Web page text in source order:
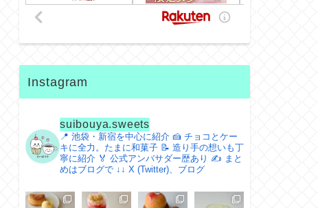
Instagram
suibouya.sweets
📍 池袋・新宿を中心に紹介 🍰 チョコとケー
キに全力。たまに和菓子 📝 造り手の想いも丁
寧に紹介 🏅 公式アンバサダー歴あり ✍️ まと
めはブログで ↓↓ X (Twitter)、ブログ